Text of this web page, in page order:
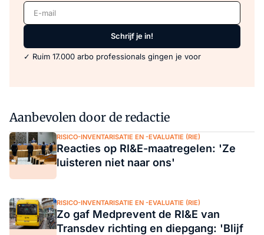
E-mail
Schrijf je in!
✓ Ruim 17.000 arbo professionals gingen je voor
Aanbevolen door de redactie
RISICO-INVENTARISATIE EN -EVALUATIE (RIE)
Reacties op RI&E-maatregelen: 'Ze
luisteren niet naar ons'
RISICO-INVENTARISATIE EN -EVALUATIE (RIE)
Zo gaf Medprevent de RI&E van
Transdev richting en diepgang: 'Blijf